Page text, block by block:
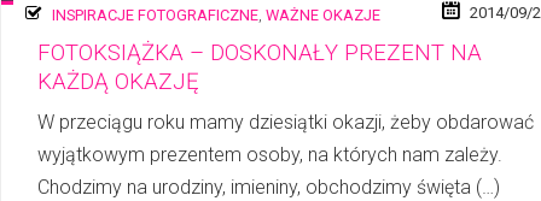
INSPIRACJE FOTOGRAFICZNE, WAŻNE OKAZJE 2014/09/
FOTOKSIĄŻKA – DOSKONAŁY PREZENT NA
KAŻDĄ OKAZJĘ
W przeciągu roku mamy dziesiątki okazji, żeby obdarować
wyjątkowym prezentem osoby, na których nam zależy.
Chodzimy na urodziny, imieniny, obchodzimy święta (…)